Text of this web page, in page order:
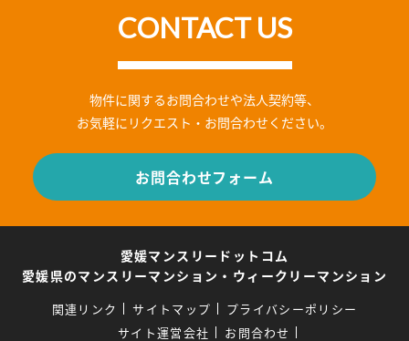
CONTACT US
物件に関するお問合わせや法人契約等、
お気軽にリクエスト・お問合わせください。
お問合わせフォーム
愛媛マンスリードットコム
愛媛県のマンスリーマンション・ウィークリーマンション
関連リンク サイトマップ
プライバシーポリシー
サイト運営会社
お問合わせ